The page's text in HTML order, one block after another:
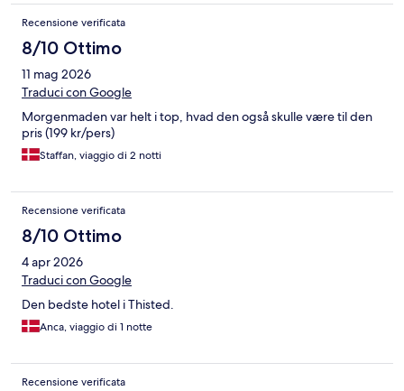
Recensione verificata
8/10 Ottimo
11 mag 2026
Traduci con Google
Morgenmaden var helt i top, hvad den også skulle være til den
pris (199 kr/pers)
Staffan, viaggio di 2 notti
Recensione verificata
8/10 Ottimo
4 apr 2026
Traduci con Google
Den bedste hotel i Thisted.
Anca, viaggio di 1 notte
Recensione verificata